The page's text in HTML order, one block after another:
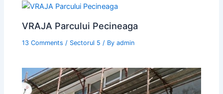
VRAJA Parcului Pecineaga
13 Comments / Sectorul 5 / Byadmin